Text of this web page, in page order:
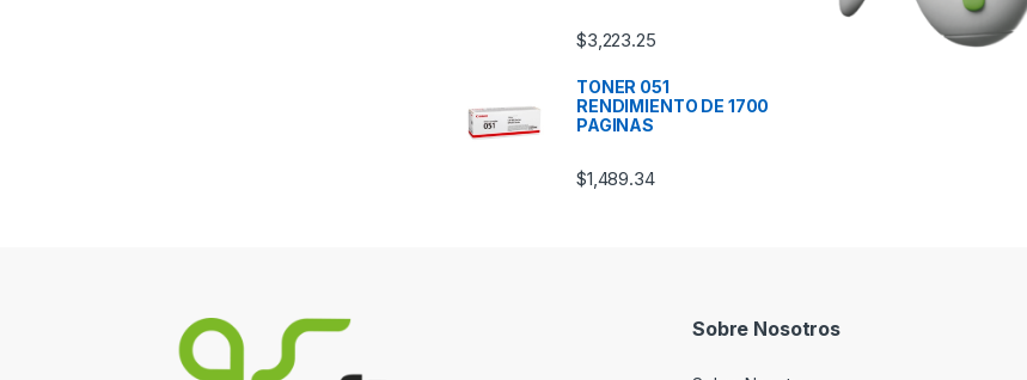
$3,223.25
TONER 051
RENDIMIENTO DE 1700
PAGINAS
$1,489.34
Sobre Nosotros